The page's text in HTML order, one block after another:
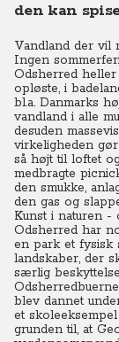
den kan
Vandland der vil
Ingen
Odsherred
opløste, i
bl.a. Danmarks
vandland i alle
desuden
virkeligheden
så højt til loftet
medbragte
den smukke,
den gas og
Kunst i naturen
Odsherred har
en park et fysisk
landskaber, der
særlig
blev dannet
et
grunden til, at